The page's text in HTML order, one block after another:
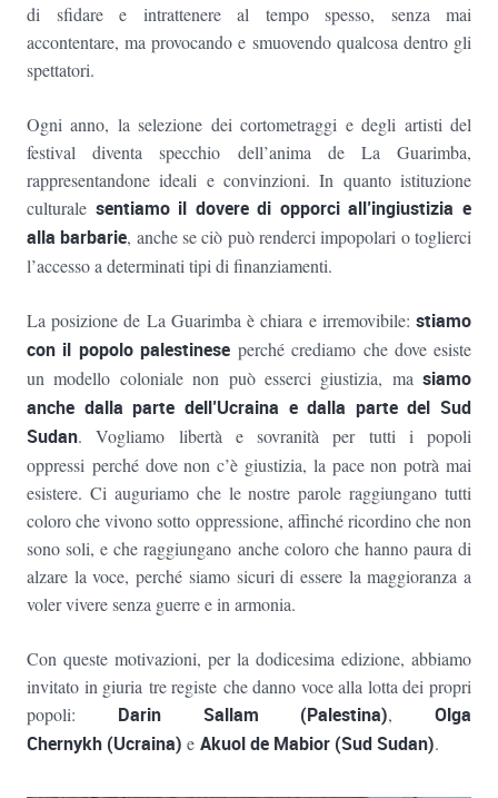
di sfidare e intrattenere al tempo spesso, senza mai
accontentare, ma provocando e smuovendo qualcosa dentro gli
spettatori.
Ogni anno, la selezione dei cortometraggi e degli artisti del
festival diventa specchio dell’anima de La Guarimba,
rappresentandone ideali e convinzioni. In quanto istituzione
culturale sentiamoil dovere di opporci all’ingiustizia e
alla barbarie, anche se ciò può renderci impopolari o toglierci
l’accesso a determinati tipi di finanziamenti.
La posizione de La Guarimba è chiara e irremovibile: stiamo
con il popolo palestineseperché crediamo che dove esiste
un modello coloniale non può esserci giustizia, ma siamo
anche dalla parte dell’Ucraina e dalla parte del Sud
Sudan. Vogliamo libertà e sovranità per tutti i popoli
oppressi perché dove non c’è giustizia, la pace non potrà mai
esistere. Ci auguriamo che le nostre parole raggiungano tutti
coloro che vivono sotto oppressione, affinché ricordino che non
sono soli, e che raggiungano anche coloro che hanno paura di
alzare la voce, perché siamo sicuri di essere la maggioranza a
voler vivere senza guerre e in armonia.
Con queste motivazioni, per la dodicesima edizione, abbiamo
invitato in giuria tre registe che danno voce alla lotta dei propri
popoli: Darin Sallam (Palestina), Olga
Chernykh (Ucraina) e Akuol de Mabior (Sud Sudan).